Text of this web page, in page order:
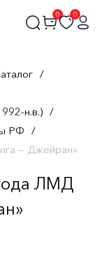
0 0
/
н.в.) /
РФ /
— Джейран»
ЛМД